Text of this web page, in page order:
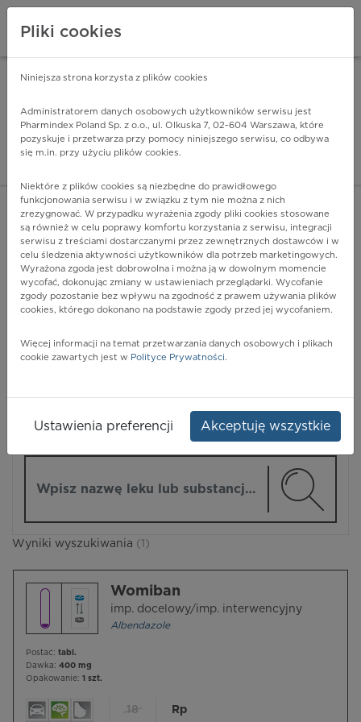
Pharmindex - lider
ZALOGUJ SIĘ
POKAŻ FILTRY
Pharmindex
Wyniki wyszukiwania (1)
Womiban
imp. docelowy/imp. interwencyjny
Albendazole
Postać: tabl.
Dawka: 400 mg
Opakowanie: 1 szt.
18 Rp
Pliki cookies
Niniejsza strona korzysta z plików cookies
Administratorem danych osobowych użytkowników serwisu jest
Pharmindex Poland Sp. z o.o., ul. Olkuska 7, 02-604 Warszawa, które
pozyskuje i przetwarza przy pomocy niniejszego serwisu, co odbywa
się m.in. przy użyciu plików cookies.
Niektóre z plików cookies są niezbędne do prawidłowego
funkcjonowania serwisu i w związku z tym nie można z nich
zrezygnować. W przypadku wyrażenia zgody pliki cookies stosowane
są również w celu poprawy komfortu korzystania z serwisu, integracji
serwisu z treściami dostarczanymi przez zewnętrznych dostawców i w
celu śledzenia aktywności użytkowników dla potrzeb marketingowych.
Wyrażona zgoda jest dobrowolna i można ją w dowolnym momencie
wycofać, dokonując zmiany w ustawieniach przeglądarki. Wycofanie
zgody pozostanie bez wpływu na zgodność z prawem używania plików
cookies, którego dokonano na podstawie zgody przed jej wycofaniem.
Więcej informacji na temat przetwarzania danych osobowych i plikach
cookie zawartych jest w Polityce Prywatności.
Ustawienia preferencji Akceptuję wszystkie
ZA DARMO - w Google Play INSTALUJ